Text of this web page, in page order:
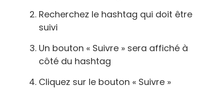
Recherchez le hashtag qui doit être
suivi
Un bouton « Suivre » sera affiché à
côté du hashtag
Cliquez sur le bouton « Suivre »